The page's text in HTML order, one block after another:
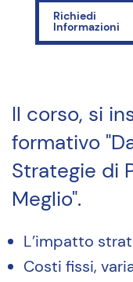
Richiedi
Informazioni
Il corso, si
formativo
Strategie di
Meglio".
L’impatto
Costi fissi,